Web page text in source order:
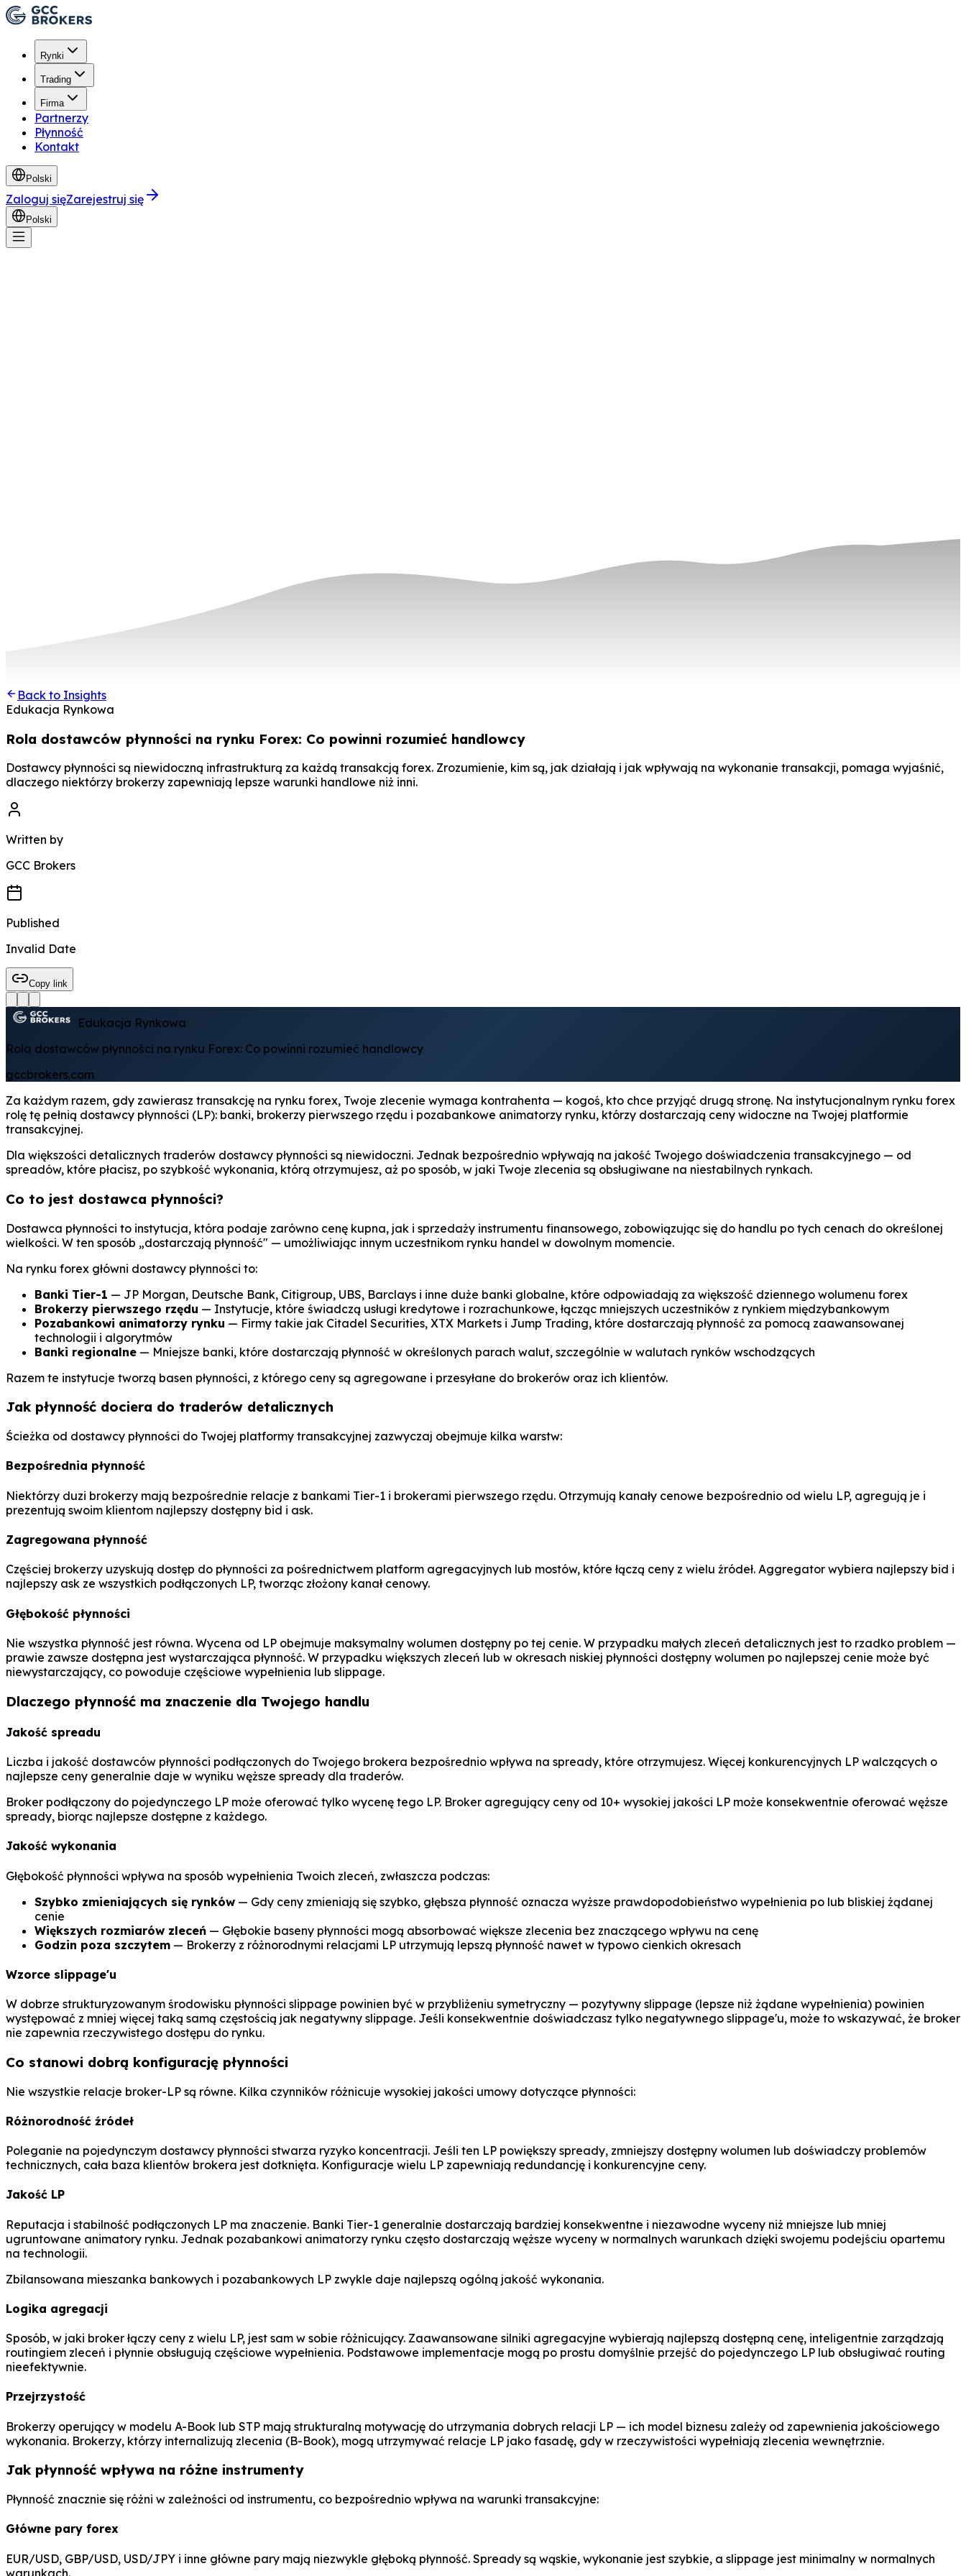
Rynki
Trading
Firma
Partnerzy
Płynność
Kontakt
Polski
Zaloguj sięZarejestruj się
Polski
Back to Insights
Edukacja Rynkowa
Rola dostawców płynności na rynku Forex: Co powinni rozumieć handlowcy
Dostawcy płynności są niewidoczną infrastrukturą za każdą transakcją forex. Zrozumienie, kim są, jak działają i jak wpływają na wykonanie transakcji, pomaga wyjaśnić,
dlaczego niektórzy brokerzy zapewniają lepsze warunki handlowe niż inni.
Written by
GCC Brokers
Published
Invalid Date
Copy link
Edukacja Rynkowa
Rola dostawców płynności na rynku Forex: Co powinni rozumieć handlowcy
gccbrokers.com
Za każdym razem, gdy zawierasz transakcję na rynku forex, Twoje zlecenie wymaga kontrahenta — kogoś, kto chce przyjąć drugą stronę. Na instytucjonalnym rynku forex
rolę tę pełnią dostawcy płynności (LP): banki, brokerzy pierwszego rzędu i pozabankowe animatorzy rynku, którzy dostarczają ceny widoczne na Twojej platformie
transakcyjnej.
Dla większości detalicznych traderów dostawcy płynności są niewidoczni. Jednak bezpośrednio wpływają na jakość Twojego doświadczenia transakcyjnego — od
spreadów, które płacisz, po szybkość wykonania, którą otrzymujesz, aż po sposób, w jaki Twoje zlecenia są obsługiwane na niestabilnych rynkach.
Co to jest dostawca płynności?
Dostawca płynności to instytucja, która podaje zarówno cenę kupna, jak i sprzedaży instrumentu finansowego, zobowiązując się do handlu po tych cenach do określonej
wielkości. W ten sposób „dostarczają płynność" — umożliwiając innym uczestnikom rynku handel w dowolnym momencie.
Na rynku forex główni dostawcy płynności to:
Banki Tier-1 — JP Morgan, Deutsche Bank, Citigroup, UBS, Barclays i inne duże banki globalne, które odpowiadają za większość dziennego wolumenu forex
Brokerzy pierwszego rzędu — Instytucje, które świadczą usługi kredytowe i rozrachunkowe, łącząc mniejszych uczestników z rynkiem międzybankowym
Pozabankowi animatorzy rynku — Firmy takie jak Citadel Securities, XTX Markets i Jump Trading, które dostarczają płynność za pomocą zaawansowanej
technologii i algorytmów
Banki regionalne — Mniejsze banki, które dostarczają płynność w określonych parach walut, szczególnie w walutach rynków wschodzących
Razem te instytucje tworzą basen płynności, z którego ceny są agregowane i przesyłane do brokerów oraz ich klientów.
Jak płynność dociera do traderów detalicznych
Ścieżka od dostawcy płynności do Twojej platformy transakcyjnej zazwyczaj obejmuje kilka warstw:
Bezpośrednia płynność
Niektórzy duzi brokerzy mają bezpośrednie relacje z bankami Tier-1 i brokerami pierwszego rzędu. Otrzymują kanały cenowe bezpośrednio od wielu LP, agregują je i
prezentują swoim klientom najlepszy dostępny bid i ask.
Zagregowana płynność
Częściej brokerzy uzyskują dostęp do płynności za pośrednictwem platform agregacyjnych lub mostów, które łączą ceny z wielu źródeł. Aggregator wybiera najlepszy bid i
najlepszy ask ze wszystkich podłączonych LP, tworząc złożony kanał cenowy.
Głębokość płynności
Nie wszystka płynność jest równa. Wycena od LP obejmuje maksymalny wolumen dostępny po tej cenie. W przypadku małych zleceń detalicznych jest to rzadko problem —
prawie zawsze dostępna jest wystarczająca płynność. W przypadku większych zleceń lub w okresach niskiej płynności dostępny wolumen po najlepszej cenie może być
niewystarczający, co powoduje częściowe wypełnienia lub slippage.
Dlaczego płynność ma znaczenie dla Twojego handlu
Jakość spreadu
Liczba i jakość dostawców płynności podłączonych do Twojego brokera bezpośrednio wpływa na spready, które otrzymujesz. Więcej konkurencyjnych LP walczących o
najlepsze ceny generalnie daje w wyniku węższe spready dla traderów.
Broker podłączony do pojedynczego LP może oferować tylko wycenę tego LP. Broker agregujący ceny od 10+ wysokiej jakości LP może konsekwentnie oferować węższe
spready, biorąc najlepsze dostępne z każdego.
Jakość wykonania
Głębokość płynności wpływa na sposób wypełnienia Twoich zleceń, zwłaszcza podczas:
Szybko zmieniających się rynków — Gdy ceny zmieniają się szybko, głębsza płynność oznacza wyższe prawdopodobieństwo wypełnienia po lub bliskiej żądanej
cenie
Większych rozmiarów zleceń — Głębokie baseny płynności mogą absorbować większe zlecenia bez znaczącego wpływu na cenę
Godzin poza szczytem — Brokerzy z różnorodnymi relacjami LP utrzymują lepszą płynność nawet w typowo cienkich okresach
Wzorce slippage'u
W dobrze strukturyzowanym środowisku płynności slippage powinien być w przybliżeniu symetryczny — pozytywny slippage (lepsze niż żądane wypełnienia) powinien
występować z mniej więcej taką samą częstością jak negatywny slippage. Jeśli konsekwentnie doświadczasz tylko negatywnego slippage'u, może to wskazywać, że broker
nie zapewnia rzeczywistego dostępu do rynku.
Co stanowi dobrą konfigurację płynności
Nie wszystkie relacje broker-LP są równe. Kilka czynników różnicuje wysokiej jakości umowy dotyczące płynności:
Różnorodność źródeł
Poleganie na pojedynczym dostawcy płynności stwarza ryzyko koncentracji. Jeśli ten LP powiększy spready, zmniejszy dostępny wolumen lub doświadczy problemów
technicznych, cała baza klientów brokera jest dotknięta. Konfiguracje wielu LP zapewniają redundancję i konkurencyjne ceny.
Jakość LP
Reputacja i stabilność podłączonych LP ma znaczenie. Banki Tier-1 generalnie dostarczają bardziej konsekwentne i niezawodne wyceny niż mniejsze lub mniej
ugruntowane animatory rynku. Jednak pozabankowi animatorzy rynku często dostarczają węższe wyceny w normalnych warunkach dzięki swojemu podejściu opartemu
na technologii.
Zbilansowana mieszanka bankowych i pozabankowych LP zwykle daje najlepszą ogólną jakość wykonania.
Logika agregacji
Sposób, w jaki broker łączy ceny z wielu LP, jest sam w sobie różnicujący. Zaawansowane silniki agregacyjne wybierają najlepszą dostępną cenę, inteligentnie zarządzają
routingiem zleceń i płynnie obsługują częściowe wypełnienia. Podstawowe implementacje mogą po prostu domyślnie przejść do pojedynczego LP lub obsługiwać routing
nieefektywnie.
Przejrzystość
Brokerzy operujący w modelu A-Book lub STP mają strukturalną motywację do utrzymania dobrych relacji LP — ich model biznesu zależy od zapewnienia jakościowego
wykonania. Brokerzy, którzy internalizują zlecenia (B-Book), mogą utrzymywać relacje LP jako fasadę, gdy w rzeczywistości wypełniają zlecenia wewnętrznie.
Jak płynność wpływa na różne instrumenty
Płynność znacznie się różni w zależności od instrumentu, co bezpośrednio wpływa na warunki transakcyjne:
Główne pary forex
EUR/USD, GBP/USD, USD/JPY i inne główne pary mają niezwykle głęboką płynność. Spready są wąskie, wykonanie jest szybkie, a slippage jest minimalny w normalnych
warunkach.